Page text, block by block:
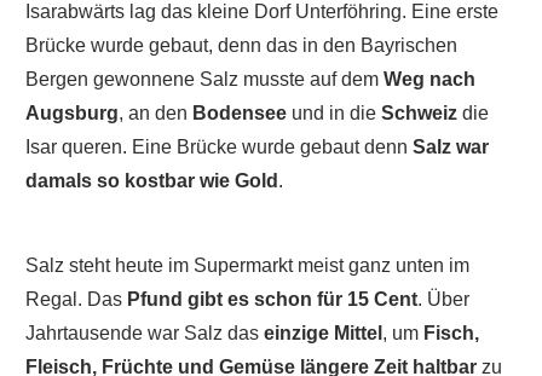
Isarabwärts lag das kleine Dorf Unterföhring. Eine erste
Brücke wurde gebaut, denn das in den Bayrischen
Bergen gewonnene Salz musste auf dem Weg nach
Augsburg, an den Bodensee und in die Schweiz die
Isar queren. Eine Brücke wurde gebaut denn Salz war
damals so kostbar wie Gold .
Salz steht heute im Supermarkt meist ganz unten im
Regal. Das Pfund gibt es schon für 15 Cent. Über
Jahrtausende war Salz das einzige Mittel , um Fisch,
Fleisch, Früchte und Gemüse längere Zeit haltbar zu